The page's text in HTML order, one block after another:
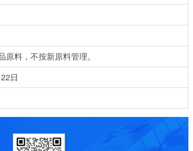
料，不按新原料管理。
日